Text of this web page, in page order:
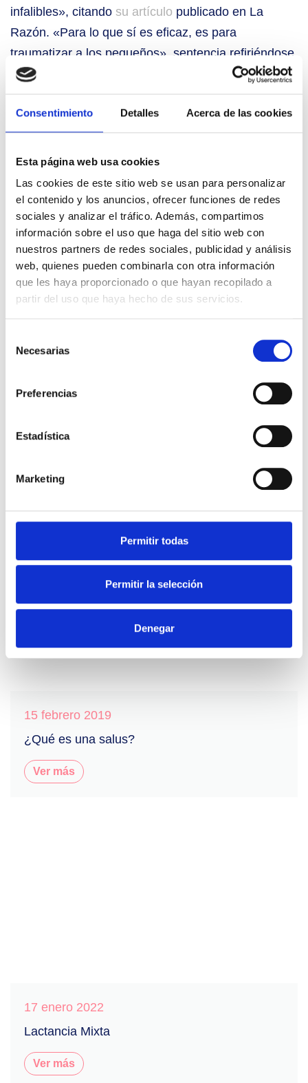
Consentimiento Detalles Acerca de las cookies
Esta página web usa cookies
Las cookies de este sitio web se usan para personalizar
el contenido y los anuncios, ofrecer funciones de redes
sociales y analizar el tráfico. Además, compartimos
información sobre el uso que haga del sitio web con
nuestros partners de redes sociales, publicidad y análisis
web, quienes pueden combinarla con otra información
que les haya proporcionado o que hayan recopilado a
partir del uso que haya hecho de sus servicios.
Necesarias
Preferencias
Estadística
Marketing
Permitir todas
Permitir la selección
Denegar
infalibles», citando su artículo publicado en La
Razón. «Para lo que sí es eficaz, es para
traumatizar a los pequeños», sentencia refiriéndose
a la terapia de Eduard Estivill.
Comparte este post
Precauciones para usar el aire acondicionado
de noche con bebés
¿Cómo cuidar la piel del bebé?
¿Cómo podemos ayudarte?
Otras noticias de interés
15 febrero 2019
¿Qué es una salus?
Ver más
17 enero 2022
Lactancia Mixta
Ver más